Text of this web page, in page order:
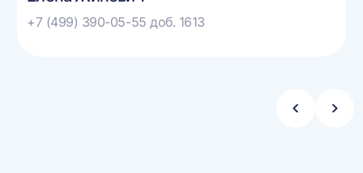
+7 (499) 390-05-55 доб. 1613
Стрелка